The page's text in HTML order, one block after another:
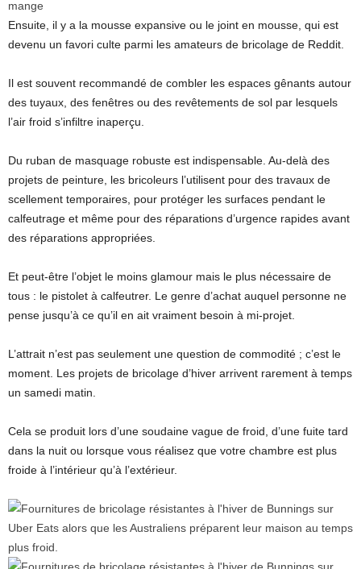
mange
Ensuite, il y a la mousse expansive ou le joint en mousse, qui est
devenu un favori culte parmi les amateurs de bricolage de Reddit.
Il est souvent recommandé de combler les espaces gênants autour
des tuyaux, des fenêtres ou des revêtements de sol par lesquels
l’air froid s’infiltre inaperçu.
Du ruban de masquage robuste est indispensable. Au-delà des
projets de peinture, les bricoleurs l’utilisent pour des travaux de
scellement temporaires, pour protéger les surfaces pendant le
calfeutrage et même pour des réparations d’urgence rapides avant
des réparations appropriées.
Et peut-être l’objet le moins glamour mais le plus nécessaire de
tous : le pistolet à calfeutrer. Le genre d’achat auquel personne ne
pense jusqu’à ce qu’il en ait vraiment besoin à mi-projet.
L’attrait n’est pas seulement une question de commodité ; c’est le
moment. Les projets de bricolage d’hiver arrivent rarement à temps
un samedi matin.
Cela se produit lors d’une soudaine vague de froid, d’une fuite tard
dans la nuit ou lorsque vous réalisez que votre chambre est plus
froide à l’intérieur qu’à l’extérieur.